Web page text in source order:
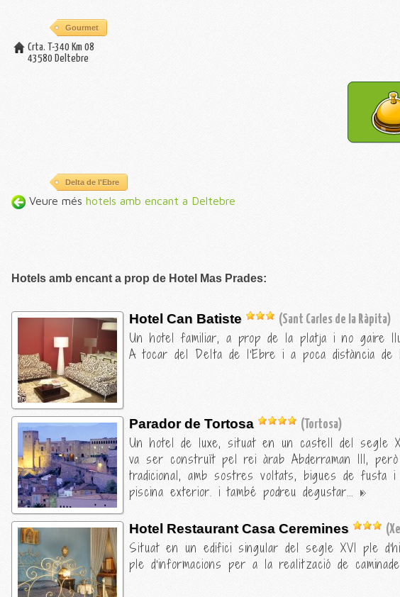
Gourmet
Crta. T-340 Km 08
43580 Deltebre
Delta de l'Ebre
Veure més hotels amb encant a Deltebre
Hotels amb encant a prop de Hotel Mas Prades:
Hotel Can Batiste (Sant Carles de la Ràpita)
Un hotel familiar, a prop de la platja i no gaire
A tocar del Delta de l'Ebre i a poca distància de
Parador de Tortosa (Tortosa)
Un hotel de luxe, situat en un castell del segle
va ser construït pel rei àrab Abderraman III,
tradicional, amb sostres voltats, bigues de fusta
piscina exterior. i també podreu degustar...
Hotel Restaurant Casa Ceremines
Situat en un edifici singular del segle XVI ple
ple d'informacions per a la realització de